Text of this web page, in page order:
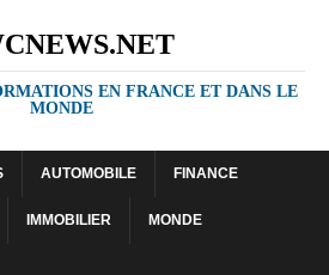
EN FRANCE ET DANS LE
MONDE
AUTOMOBILE FINANCE
IMMOBILIER MONDE